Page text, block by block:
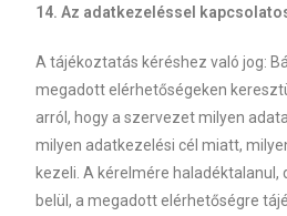
14. Az adatkezeléssel
A tájékoztatás kéréshez való jog:
megadott elérhetőségeken
arról, hogy a szervezet milyen
milyen adatkezelési cél miatt,
kezeli. A kérelmére haladéktalanul,
belül, a megadott elérhetőségre